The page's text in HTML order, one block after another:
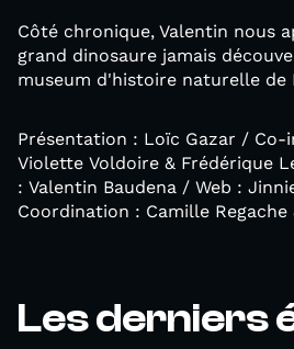
Côté chronique, Valentin nous
grand dinosaure jamais
museum d'histoire naturelle de
Présentation : Loïc Gazar / Co-
Violette Voldoire & Frédérique
: Valentin Baudena / Web :
Coordination : Camille Regache
Les derniers